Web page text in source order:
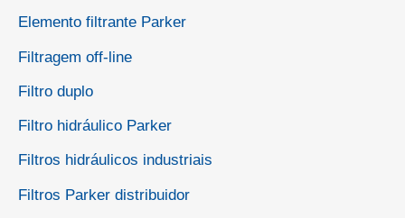
Elemento filtrante Parker
Filtragem off-line
Filtro duplo
Filtro hidráulico Parker
Filtros hidráulicos industriais
Filtros Parker distribuidor